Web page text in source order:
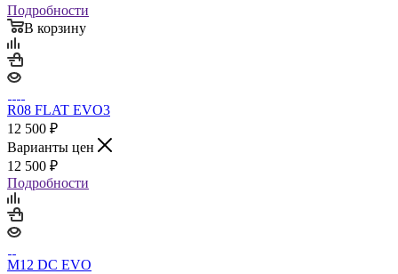
Подробности
В корзину
R08 FLAT EVO3
12 500 ₽
Варианты цен
12 500 ₽
Подробности
M12 DC EVO